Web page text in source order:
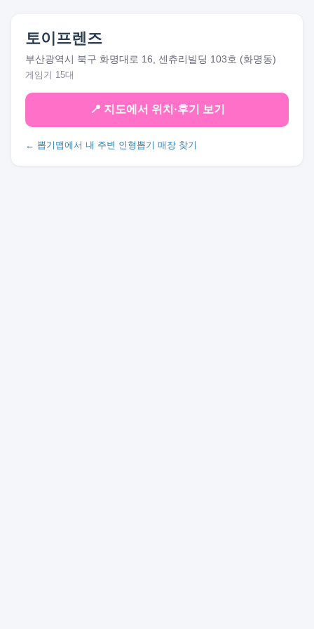
토이프렌즈
부산광역시 북구 화명대로 16, 센츄리빌딩 103호 (화명동)
게임기 15대
📍 지도에서 위치·후기 보기
← 뽑기맵에서 내 주변 인형뽑기 매장 찾기